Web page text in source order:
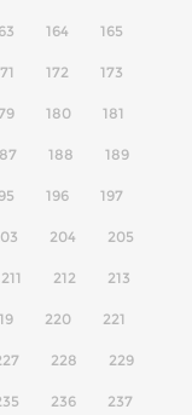
164 165
172 173
180 181
188 189
196 197
204 205
211 212 213
220 221
228 229
236 237